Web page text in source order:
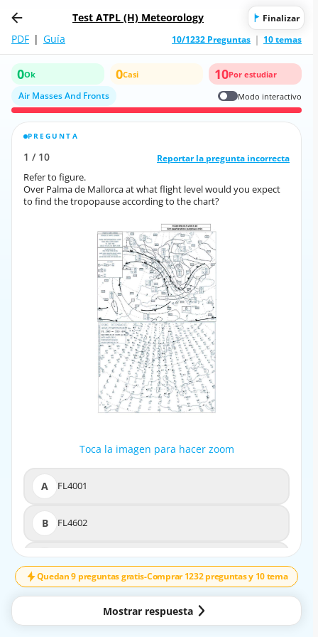
Test ATPL (H) Meteorology Finalizar
PDF | Guía 10/1232 Preguntas 10 temas
0Ok 0Casi 10Por estudiar
Air Masses And Fronts Modo interactivo
PREGUNTA
1 / 10 Reportar la pregunta incorrecta
Refer to figure.
Over Palma de Mallorca at what flight level would you expect
to find the tropopause according to the chart?
Toca la imagen para hacer zoom
A FL4001
B FL4602
D FL4404
1
/
10
Reportar la pregunta incorrecta
Over Palma de Mallorca at what flight level would you expect
to find the tropopause according to the chart?
Toca la imagen para hacer zoom
D
FL4404
Quedan 9 preguntas gratis-Comprar 1232 preguntas y 10 tema
Mostrar respuesta